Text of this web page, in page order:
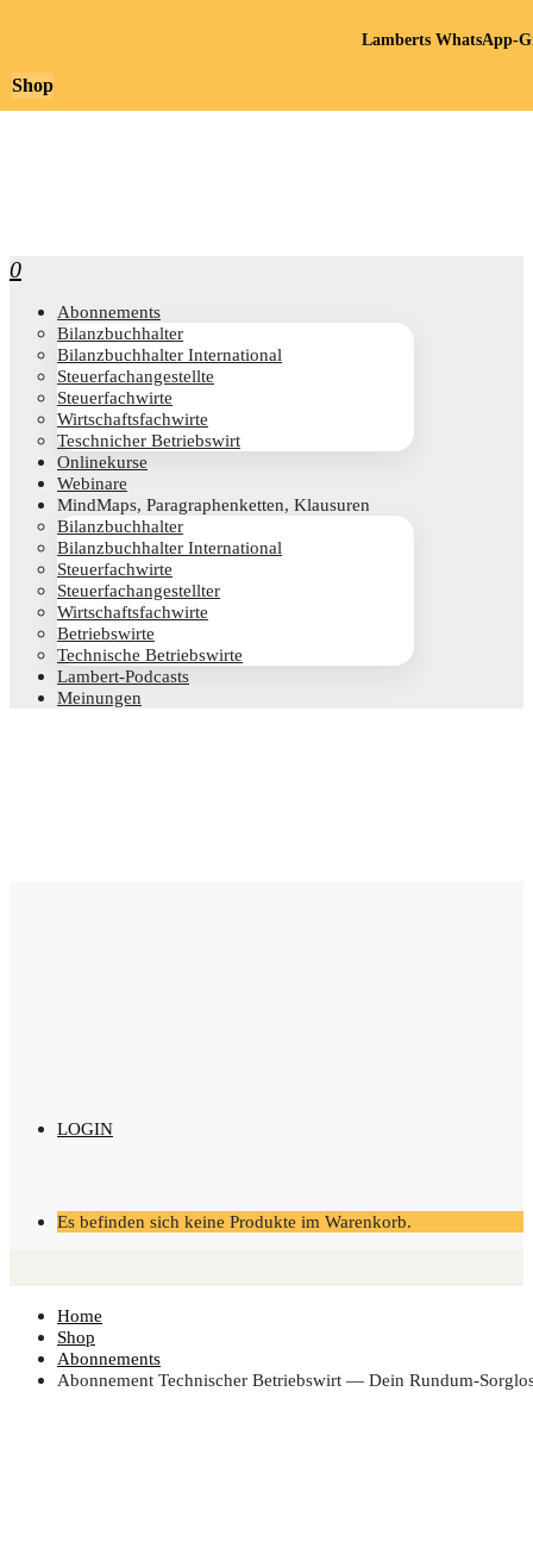
0
Abon­ne­ments
Bilanz­buch­hal­ter
Bilanz­buch­hal­ter International
Steu­er­fach­an­ge­stell­te
Steu­er­fach­wir­te
Wirt­schafts­fach­wir­te
Teschni­cher Betriebswirt
Online­kur­se
Web­i­na­re
Mind­Maps, Para­gra­phen­ket­ten, Klausuren
Bilanz­buch­hal­ter
Bilanz­buch­hal­ter International
Steu­er­fach­wir­te
Steu­er­fach­an­ge­stell­ter
Wirt­schafts­fach­wir­te
Betriebs­wir­te
Tech­ni­sche Betriebswirte
Lam­­bert-Pod­­casts
Mei­nun­gen
LOGIN
Es befinden sich keine Produkte im Warenkorb.
Home
Shop
Abonnements
Abon­ne­ment Tech­ni­scher Betriebs­wirt — Dein Rundum-
Shop
Lamberts WhatsApp-